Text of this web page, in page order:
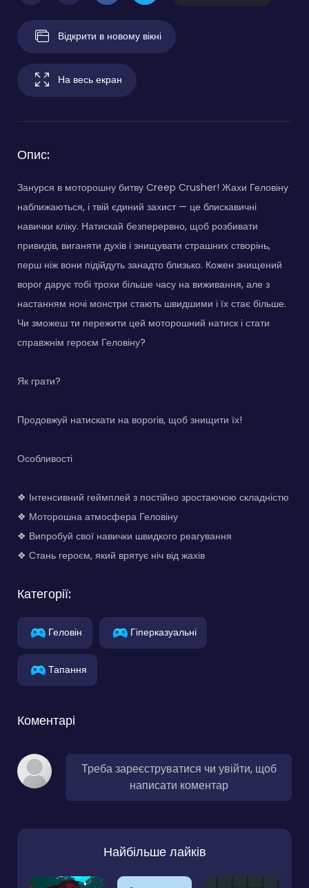
Відкрити в новому вікні
На весь екран
Опис:
Занурся в моторошну битву Creep Crusher! Жахи Геловіну
наближаються, і твій єдиний захист — це блискавичні
навички кліку. Натискай безперервно, щоб розбивати
привидів, виганяти духів і знищувати страшних створінь,
перш ніж вони підійдуть занадто близько. Кожен знищений
ворог дарує тобі трохи більше часу на виживання, але з
настанням ночі монстри стають швидшими і їх стає більше.
Чи зможеш ти пережити цей моторошний натиск і стати
справжнім героєм Геловіну?
Як грати?
Продовжуй натискати на ворогів, щоб знищити їх!
Особливості
❖ Інтенсивний геймплей з постійно зростаючою складністю
❖ Моторошна атмосфера Геловіну
❖ Випробуй свої навички швидкого реагування
❖ Стань героєм, який врятує ніч від жахів
Категорії:
Геловін Гіперказуальні
Тапання
Коментарі
Треба зареєструватися чи увійти, щоб
написати коментар
Найбільше лайків